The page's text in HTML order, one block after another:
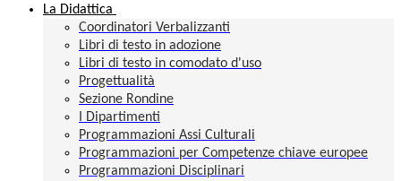
La Didattica
Coordinatori Verbalizzanti
Libri di testo in adozione
Libri di testo in comodato d'uso
Progettualità
Sezione Rondine
I Dipartimenti
Programmazioni Assi Culturali
Programmazioni per Competenze chiave europee
Programmazioni Disciplinari